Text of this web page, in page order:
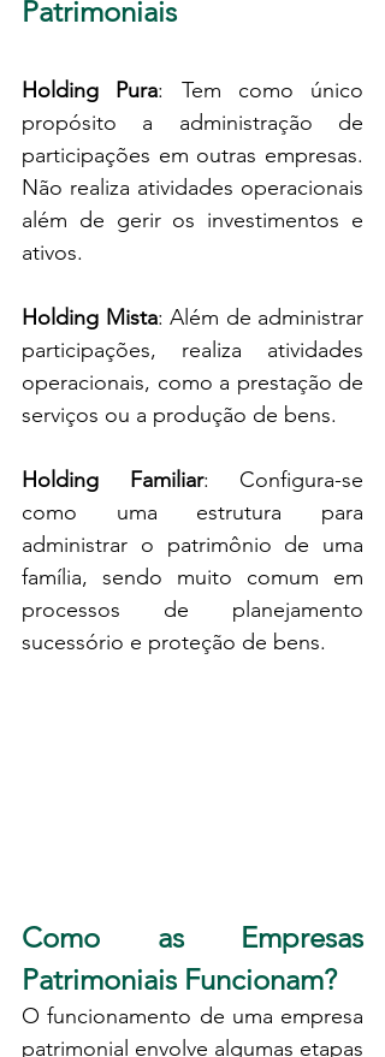
Patrimoniais
Holding Pura: Tem como único
propósito a administração de
participações em outras empresas.
Não realiza atividades operacionais
além de gerir os investimentos e
ativos.
Holding Mista: Além de administrar
participações, realiza atividades
operacionais, como a prestação de
serviços ou a produção de bens.
Holding Familiar: Configura-se
como uma estrutura para
administrar o patrimônio de uma
família, sendo muito comum em
processos de planejamento
sucessório e proteção de bens.
Como as Empresas
Patrimoniais Funcionam?
O funcionamento de uma empresa
patrimonial envolve algumas etapas